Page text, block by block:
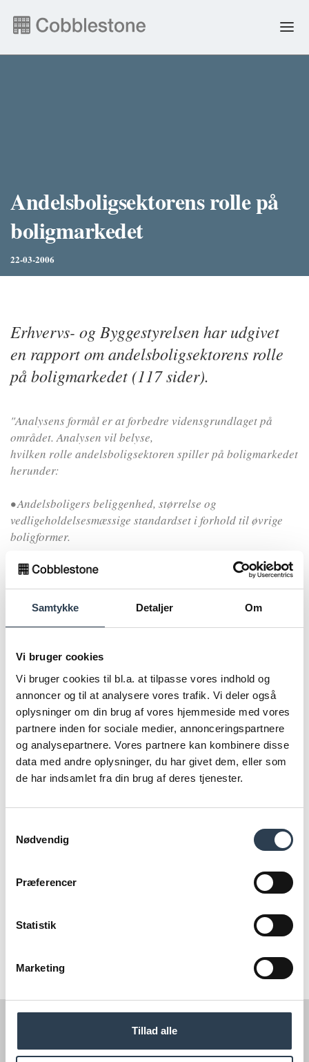
Samtykke Detaljer Om
Vi bruger cookies
Vi bruger cookies til bl.a. at tilpasse vores indhold og
annoncer og til at analysere vores trafik. Vi deler også
oplysninger om din brug af vores hjemmeside med vores
partnere inden for sociale medier, annonceringspartnere
og analysepartnere. Vores partnere kan kombinere disse
data med andre oplysninger, du har givet dem, eller som
de har indsamlet fra din brug af deres tjenester.
Nødvendig
Præferencer
Statistik
Marketing
Tillad alle
JOB
ENGLISH
Andelsboligsektorens rolle på
boligmarkedet
22-03-2006
Erhvervs- og Byggestyrelsen har udgivet
en rapport om andelsboligsektorens rolle
på boligmarkedet (117 sider).
"Analysens formål er at forbedre vidensgrundlaget på
området. Analysen vil belyse,
hvilken rolle andelsboligsektoren spiller på boligmarkedet
herunder:
• Andelsboligers beliggenhed, størrelse og
vedligeholdelsesmæssige standardset i forhold til øvrige
boligformer.
•Hvem der bor i andelsboligerne (fordelt på alder,
indkomster, socialgrupper m.v.) set i forhold til andre
boligformer.
andelsboligsektoren sammenlignet med andre boligformer.
•En afdækning af tilgængeligheden og adgangen til
andelsboligerne, herunder
omfanget af brugen af ventelister, nepotisme og penge
under bordet m.v.
•Priserne på andelsboliger, herunder anvendelsen af
maksimalprisreglerne ved
•Boligomkostninger og boligudgifter for beboerne i
boligformer."